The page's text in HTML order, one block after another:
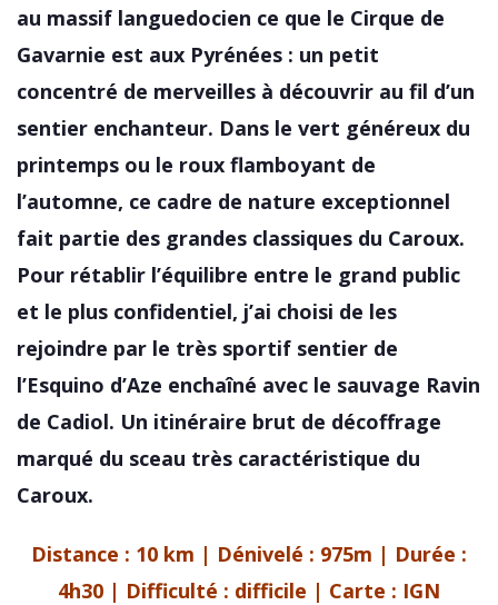
au massif languedocien ce que le Cirque de
Gavarnie est aux Pyrénées : un petit
concentré de merveilles à découvrir au fil d’un
sentier enchanteur. Dans le vert généreux du
printemps ou le roux flamboyant de
l’automne, ce cadre de nature exceptionnel
fait partie des grandes classiques du Caroux.
Pour rétablir l’équilibre entre le grand public
et le plus confidentiel, j’ai choisi de les
rejoindre par le très sportif sentier de
l’Esquino d’Aze enchaîné avec le sauvage Ravin
de Cadiol. Un itinéraire brut de décoffrage
marqué du sceau très caractéristique du
Caroux.
Distance : 10 km | Dénivelé : 975m | Durée :
4h30 | Difficulté : difficile | Carte : IGN